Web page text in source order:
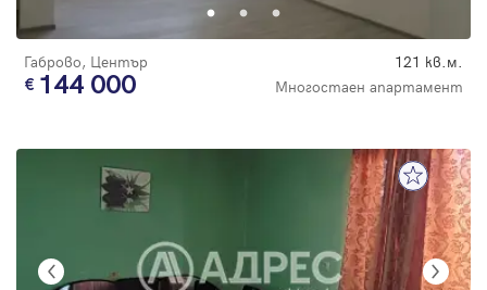
Габрово, Център 121 кв.м.
144 000 Многостаен апартамент